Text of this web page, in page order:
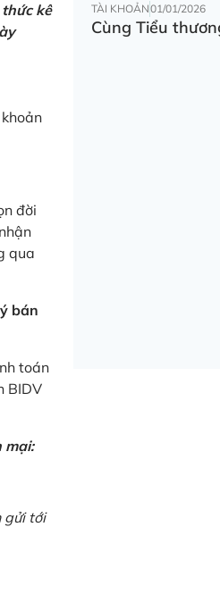
kê
đời
qua
bán
toán
BIDV
mại:
gửi tới
TÀI KHOẢN01/01/2026
Cùng Tiểu